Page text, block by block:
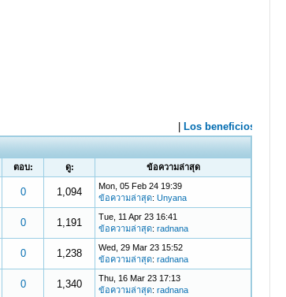
ตอบ: ดู: ข้อความล่าสุด
0 1,094
Mon, 05 Feb 24 19:39
ข้อความล่าสุด:Unyana
0 1,191
Tue, 11 Apr 23 16:41
ข้อความล่าสุด:radnana
0 1,238
Wed, 29 Mar 23 15:52
ข้อความล่าสุด:radnana
0 1,340
Thu, 16 Mar 23 17:13
ข้อความล่าสุด:radnana